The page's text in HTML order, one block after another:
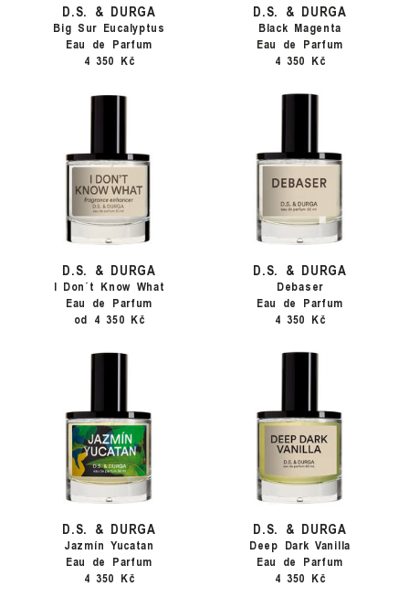
D.S. & DURGA
Big Sur Eucalyptus
Eau de Parfum
4 350 Kč
D.S. & DURGA
Black Magenta
Eau de Parfum
4 350 Kč
D.S. & DURGA
I Don´t Know What
Eau de Parfum
od 4 350 Kč
D.S. & DURGA
Debaser
Eau de Parfum
4 350 Kč
D.S. & DURGA
Jazmín Yucatan
Eau de Parfum
4 350 Kč
D.S. & DURGA
Deep Dark Vanilla
Eau de Parfum
4 350 Kč